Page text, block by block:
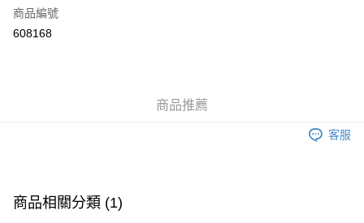
Apple Pay
付款後門市自取，訂單確認後2-4個工作天到店，7天內取。逾期後
商品編號
608168
商品推薦
客服
商品相關分類 (1)